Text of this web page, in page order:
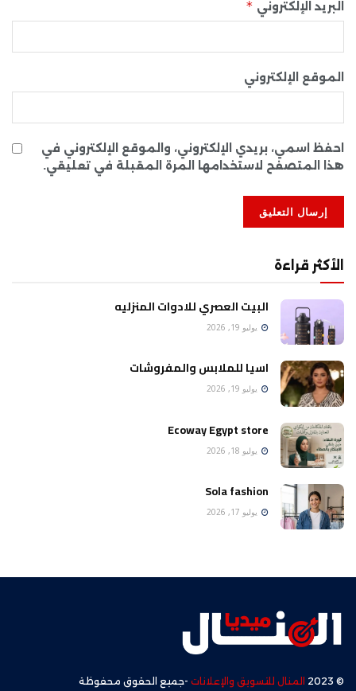
البريد الإلكتروني *
الموقع الإلكتروني
احفظ اسمي، بريدي الإلكتروني، والموقع الإلكتروني في
هذا المتصفح لاستخدامها المرة المقبلة في تعليقي.
الأكثر قراءة
البيت العصري للادوات المنزليه
يوليو 19, 2026
اسيا للملابس والمفروشات
يوليو 19, 2026
Ecoway Egypt store
يوليو 18, 2026
Sola fashion
يوليو 17, 2026
© 2023 المنال للتسويق والإعلانات -جميع الحقوق محفوظة